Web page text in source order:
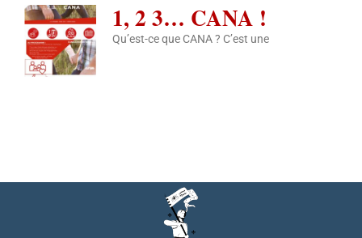
1, 2 3… CANA !
Qu’est-ce que CANA ? C’est une